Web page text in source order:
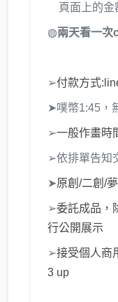
頁面上的
◍兩天看一次
➢付款方式
➤噗幣1:45，
➢一般作畫時
➢依排單告知
➤原創/二創/
➢委託成品，
行公開展示
➢接受個人商
3 up